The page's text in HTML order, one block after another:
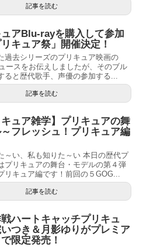
記事を読む
アBlu-rayを購入して参加
キュア祭」開催決定！
過去シリーズのプリキュア映画の
ースをお伝えしましたが、そのブル
ると歴代歌手、声優の参加する...
記事を読む
キュア雑学】プリキュアの舞
フレッシュ！プリキュア編
～い、私も知りた～い 本日の歴代プ
プリキュアの舞台・モデルの第４弾
リキュア編です！前回の５GOG...
記事を読む
ハートキャッチプリキュ
つき＆月影ゆりがプレミア
限定発売！